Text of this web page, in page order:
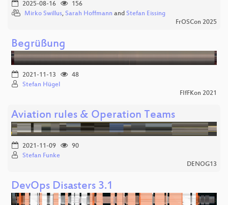
2025-08-16
156
Mirko Swillus, Sarah Hoffmann and Stefan Eissing
FrOSCon 2025
Begrüßung
2021-11-13
48
Stefan Hügel
FIfFKon 2021
Aviation rules & Operation Teams
2021-11-09
90
Stefan Funke
DENOG13
DevOps Disasters 3.1